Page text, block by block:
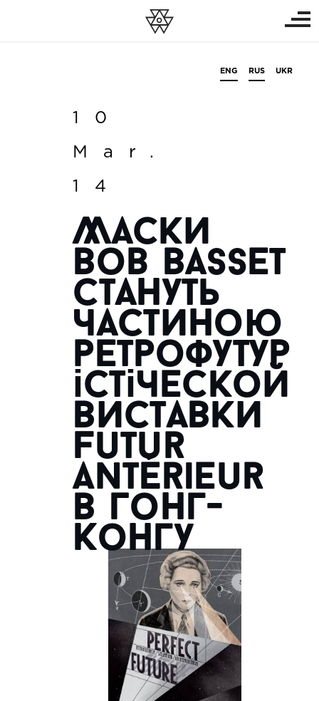
ENG RUS UKR
10
Mar.
14
Маски
Bob Basset
стануть
частиною
ретрофутур
істіческой
виставки
Futur
Antérieur
в Гонг-
Конгу